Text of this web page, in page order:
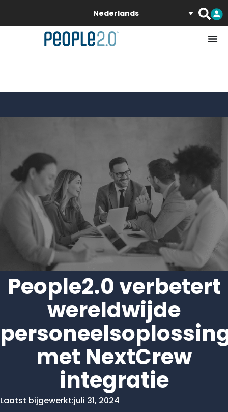
Nederlands
People2.0 verbetert
wereldwijde
met NextCrew
integratie
Laatst bijgewerkt:juli 31, 2024